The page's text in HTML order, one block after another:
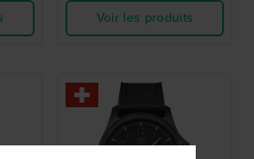
Voir les produits